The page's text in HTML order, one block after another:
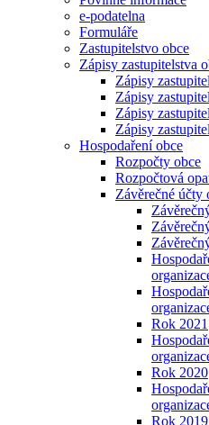
e-podatelna
Formuláře
Zastupitelstvo obce
Zápisy zastupitelstva
Zápisy
Zápisy
Zápisy
Zápisy
Hospodaření obce
Rozpočty obce
Rozpočtová
Závěrečné účty
Rok 2021
Rok 2020
Rok 2019